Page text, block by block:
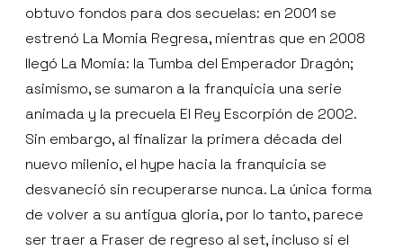
obtuvo fondos para dos secuelas: en 2001 se
estrenó La Momia Regresa, mientras que en 2008
llegó La Momia: la Tumba del Emperador Dragón;
asimismo, se sumaron a la franquicia una serie
animada y la precuela El Rey Escorpión de 2002.
Sin embargo, al finalizar la primera década del
nuevo milenio, el hype hacia la franquicia se
desvaneció sin recuperarse nunca. La única forma
de volver a su antigua gloria, por lo tanto, parece
ser traer a Fraser de regreso al set, incluso si el